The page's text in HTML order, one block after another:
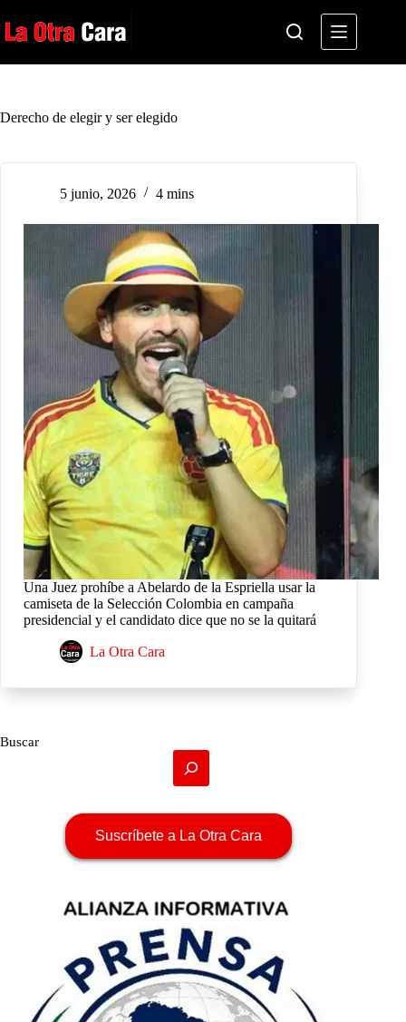
al
contenido
Derecho de elegir y ser elegido
5 junio, 2026 4 mins
Una Juez prohíbe a Abelardo de la Espriella usar la
camiseta de la Selección Colombia en campaña
presidencial y el candidato dice que no se la quitará
La Otra Cara
Buscar
Suscríbete a La Otra Cara